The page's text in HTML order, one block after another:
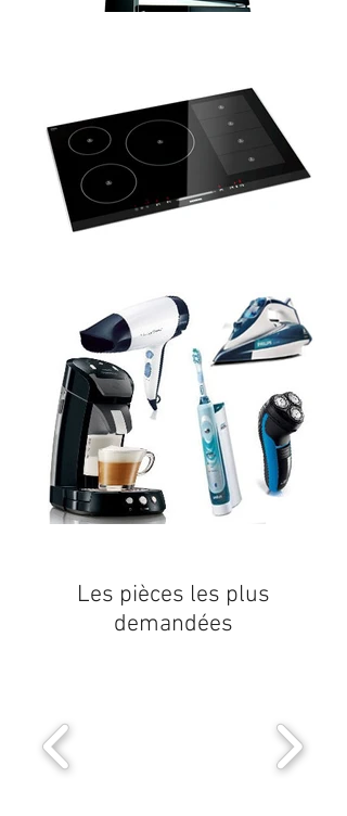
Les pièces les plus
demandées